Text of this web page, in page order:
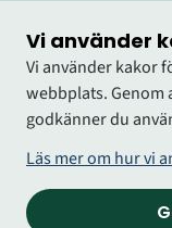
Vi använder
Vi använder kakor
webbplats. Genom
godkänner du
Läs mer om hur vi